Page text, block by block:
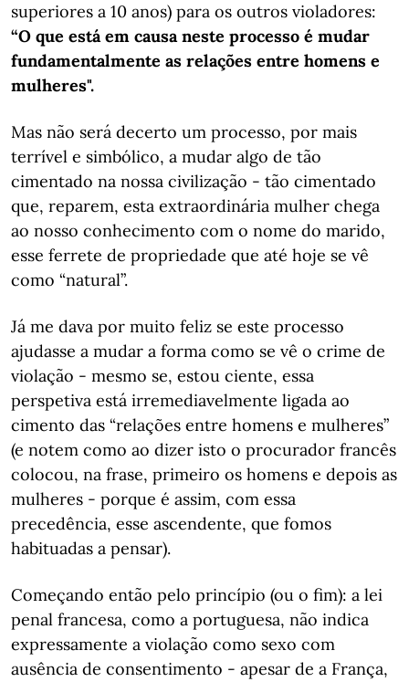
superiores a 10 anos) para os outros violadores:
“O que está em causa neste processo é mudar
fundamentalmente as relações entre homens e
mulheres".
Mas não será decerto um processo, por mais
terrível e simbólico, a mudar algo de tão
cimentado na nossa civilização - tão cimentado
que, reparem, esta extraordinária mulher chega
ao nosso conhecimento com o nome do marido,
esse ferrete de propriedade que até hoje se vê
como “natural”.
Já me dava por muito feliz se este processo
ajudasse a mudar a forma como se vê o crime de
violação - mesmo se, estou ciente, essa
perspetiva está irremediavelmente ligada ao
cimento das “relações entre homens e mulheres”
(e notem como ao dizer isto o procurador francês
colocou, na frase, primeiro os homens e depois as
mulheres - porque é assim, com essa
precedência, esse ascendente, que fomos
habituadas a pensar).
Começando então pelo princípio (ou o fim): a lei
penal francesa, como a portuguesa, não indica
expressamente a violação como sexo com
ausência de consentimento - apesar de a França,